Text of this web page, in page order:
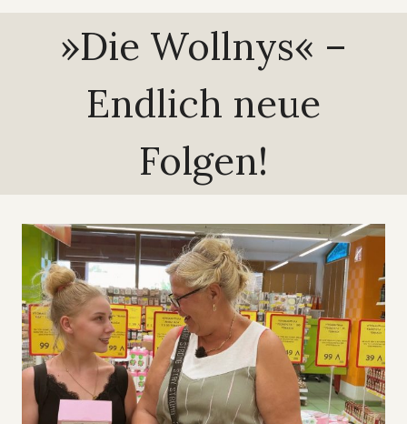
»Die Wollnys« –
Endlich neue
Folgen!